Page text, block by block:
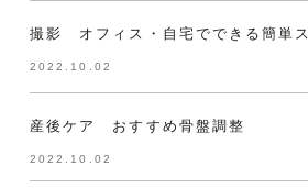
撮影 オフィス・自宅でできる簡単
2022.10.02
産後ケア おすすめ骨盤調整
2022.10.02